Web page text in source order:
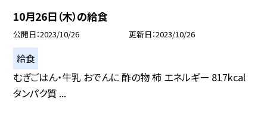
10月26日（木）の給食
公開日 2023/10/26 更新日 2023/10/26
給食
むぎごはん・牛乳 おでんに 酢の物 柿 エネルギー 817kcal
タンパク質 ...